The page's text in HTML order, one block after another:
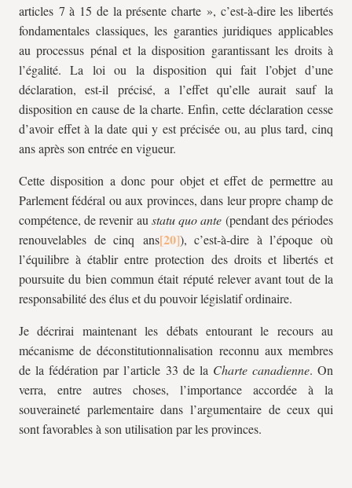
articles 7 à 15 de la présente charte », c’est-à-dire les libertés
fondamentales classiques, les garanties juridiques applicables
au processus pénal et la disposition garantissant les droits à
l’égalité. La loi ou la disposition qui fait l’objet d’une
déclaration, est-il précisé, a l’effet qu’elle aurait sauf la
disposition en cause de la charte. Enfin, cette déclaration cesse
d’avoir effet à la date qui y est précisée ou, au plus tard, cinq
ans après son entrée en vigueur.
Cette disposition a donc pour objet et effet de permettre au
Parlement fédéral ou aux provinces, dans leur propre champ de
compétence, de revenir au statu quo ante (pendant des périodes
renouvelables de cinq ans
), c’est-à-dire à l’époque où
l’équilibre à établir entre protection des droits et libertés et
poursuite du bien commun était réputé relever avant tout de la
responsabilité des élus et du pouvoir législatif ordinaire.
Je décrirai maintenant les débats entourant le recours au
mécanisme de déconstitutionnalisation reconnu aux membres
de la fédération par l’article 33 de la Charte canadienne. On
verra, entre autres choses, l’importance accordée à la
souveraineté parlementaire dans l’argumentaire de ceux qui
sont favorables à son utilisation par les provinces.